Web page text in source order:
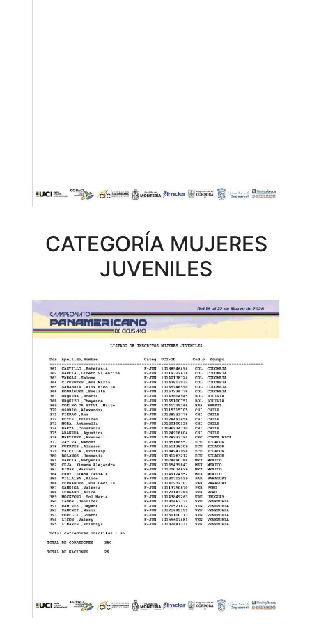
CATEGORÍA MUJERES
JUVENILES